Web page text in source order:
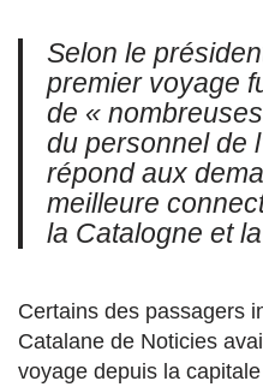
Selon le
premier voyage
de «
du personnel de
répond aux
meilleure
la Catalogne et
Certains des passagers
Catalane de Noticies
voyage depuis la